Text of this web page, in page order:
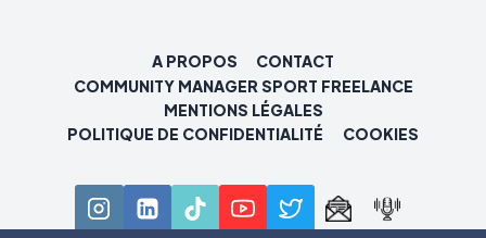
6
POUR
VOUS
DÉMARQUER
A PROPOS
CONTACT
COMMUNITY MANAGER SPORT FREELANCE
MENTIONS LÉGALES
POLITIQUE DE CONFIDENTIALITÉ
COOKIES